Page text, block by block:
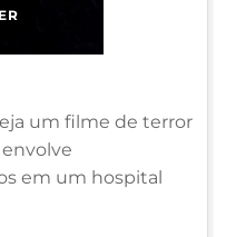
um filme de terror
envolve
em um hospital